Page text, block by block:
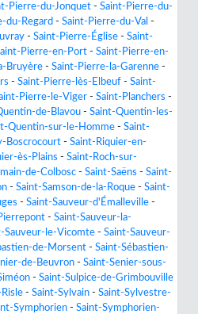
Pierre-du-Jonquet - Saint-Pierre-du-
du-Regard - Saint-Pierre-du-Val -
- Saint-Pierre-Église - Saint-
Pierre-en-Port - Saint-Pierre-en-
Bruyère - Saint-Pierre-la-Garenne -
- Saint-Pierre-lès-Elbeuf - Saint-
Pierre-le-Viger - Saint-Planchers -
de-Blavou - Saint-Quentin-les-
Quentin-sur-le-Homme - Saint-
Boscrocourt - Saint-Riquier-en-
ès-Plains - Saint-Roch-sur-
de-Colbosc - Saint-Saëns - Saint-
- Saint-Samson-de-la-Roque - Saint-
- Saint-Sauveur-d'Émalleville -
- Saint-Sauveur-la-
Sauveur-le-Vicomte - Saint-Sauveur-
de-Morsent - Saint-Sébastien-
de-Beuvron - Saint-Senier-sous-
- Saint-Sulpice-de-Grimbouville
- Saint-Sylvain - Saint-Sylvestre-
Symphorien - Saint-Symphorien-